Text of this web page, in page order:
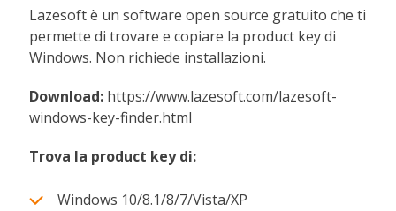
Lazesoft è un software open source gratuito che ti
permette di trovare e copiare la product key di
Windows. Non richiede installazioni.
Download: https://www.lazesoft.com/lazesoft-
windows-key-finder.html
Trova la product key di:
Windows 10/8.1/8/7/Vista/XP